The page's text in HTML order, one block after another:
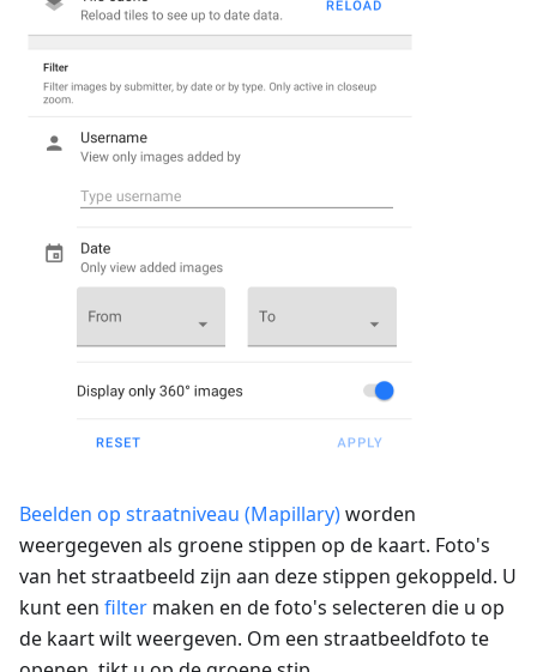
Beelden op straatniveau (Mapillary)worden
weergegeven als groene stippen op de kaart. Foto's
van het straatbeeld zijn aan deze stippen gekoppeld. U
kunt een filter maken en de foto's selecteren die u op
de kaart wilt weergeven. Om een straatbeeldfoto te